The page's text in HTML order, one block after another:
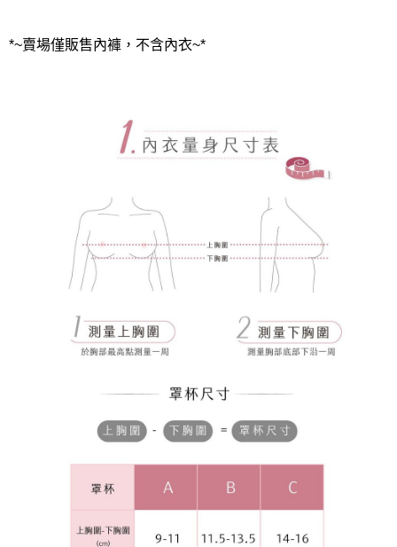
*~賣場僅販售內褲，不含內衣~*